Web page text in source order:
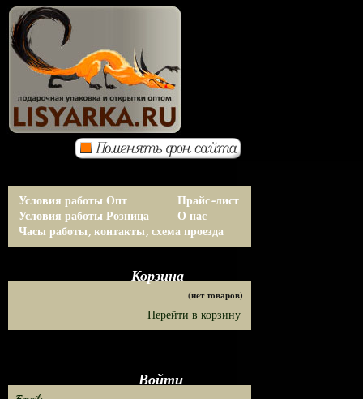
Условия работы Опт
Условия работы Розница
Прайс-лист
О нас
Часы работы, контакты, схема проезда
Корзина
(нет товаров)
Перейти в корзину
Войти